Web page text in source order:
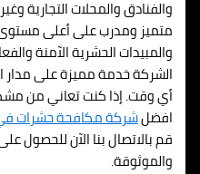
والفنادق والمحلات التجارية
متميز ومدرب على أعلى
والمبيدات الحشرية الآمنة
الشركة خدمة مميزة على مدار
أي وقت. إذا كنت تعاني من
افضلشركة مكافحة حشرات
قم بالاتصال بنا الآن للحصول
والموثوقة.